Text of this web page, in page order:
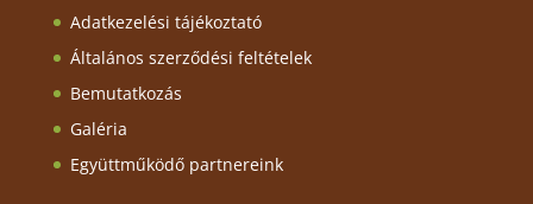
Adatkezelési tájékoztató
Általános szerződési feltételek
Bemutatkozás
Galéria
Együttműködő partnereink